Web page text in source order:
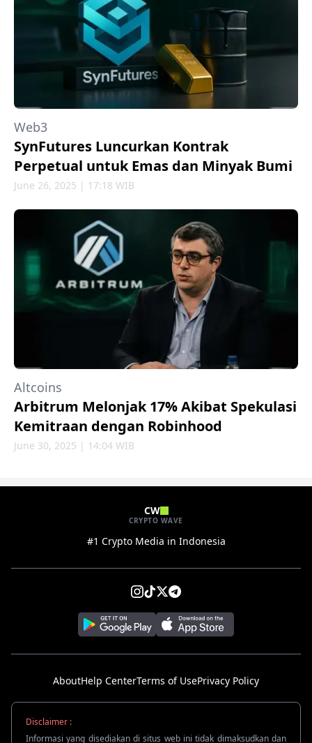
Web3
SynFutures Luncurkan Kontrak
Perpetual untuk Emas dan Minyak Bumi
June 26, 2025 | 17:18 WIB
Altcoins
Arbitrum Melonjak 17% Akibat Spekulasi
Kemitraan dengan Robinhood
June 30, 2025 | 14:04 WIB
CW
CRYPTO WAVE
#1 Crypto Media in Indonesia
AboutHelp CenterTerms of UsePrivacy Policy
Disclaimer :
Informasi yang disediakan di situs web ini tidak dimaksudkan dan